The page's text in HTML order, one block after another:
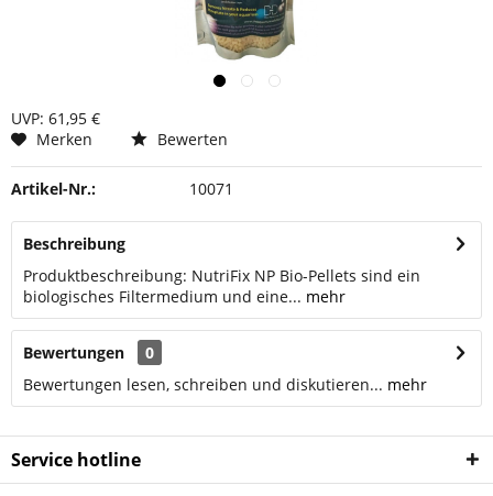
UVP: 61,95 €
Merken
Bewerten
Artikel-Nr.: 10071
Beschreibung
Produktbeschreibung: NutriFix NP Bio-Pellets sind ein
biologisches Filtermedium und eine... mehr
Bewertungen
0
Bewertungen lesen, schreiben und diskutieren... mehr
Service hotline